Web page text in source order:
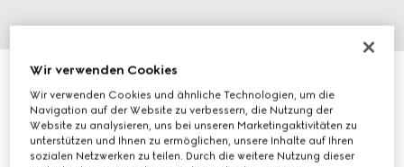
Baby-Fäustlinge aus GG Wolle
€ 170
Variantenhellrosa und weiß
Wir verwenden Cookies
Wir verwenden Cookies und ähnliche Technologien, um die
Navigation auf der Website zu verbessern, die Nutzung der
Website zu analysieren, uns bei unseren Marketingaktivitäten zu
unterstützen und Ihnen zu ermöglichen, unsere Inhalte auf Ihren
sozialen Netzwerken zu teilen. Durch die weitere Nutzung dieser